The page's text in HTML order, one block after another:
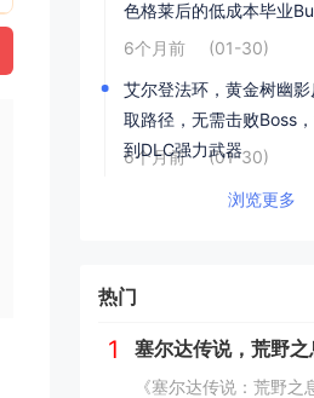
色格莱后的低成本毕业
6个月前
(01-30)
艾尔登法环，黄金树幽
取路径，无需击败Boss
到DLC强力武器
6个月前 (01-30)
浏览更多
热门
1